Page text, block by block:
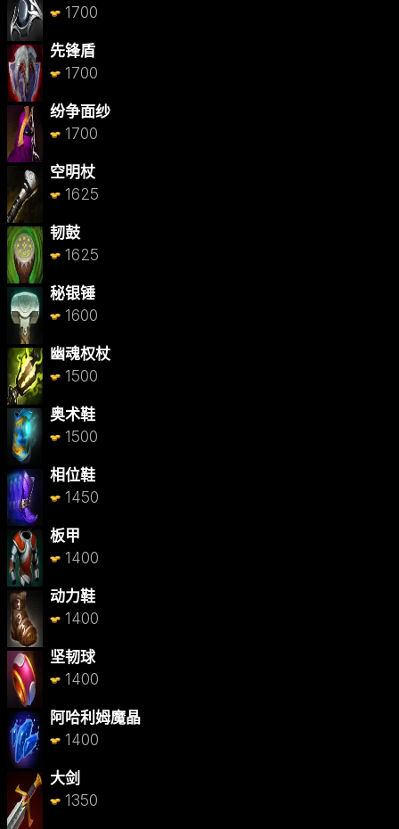
1700
先锋盾
1700
纷争面纱
1700
空明杖
1625
韧鼓
1625
秘银锤
1600
幽魂权杖
1500
奥术鞋
1500
相位鞋
1450
板甲
1400
动力鞋
1400
坚韧球
1400
阿哈利姆魔晶
1400
大剑
1350